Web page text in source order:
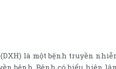
là một bệnh truyền